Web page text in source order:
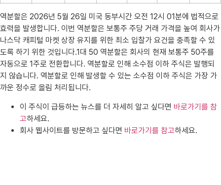
역분할은 2026년 5월 26일 미국 동부시간 오전 12시 01분에 법적으로
효력을 발생합니다. 이번 역분할은 보통주 주당 거래 가격을 높여 회사가
나스닥 캐피털 마켓 상장 유지를 위한 최소 입찰가 요건을 충족할 수 있
도록 하기 위한 것입니다.1대 50 역분할은 회사의 현재 보통주 50주를
자동으로 1주로 전환합니다. 역분할로 인해 소수점 이하 주식은 발행되
지 않습니다. 역분할로 인해 발생할 수 있는 소수점 이하 주식은 가장 가
까운 정수로 올림 처리됩니다.
이 주식이 급등하는 뉴스를 더 자세히 알고 싶다면 바로가기를 참
고하세요.
회사 웹사이트를 방문하고 싶다면 바로가기를 참고하세요.